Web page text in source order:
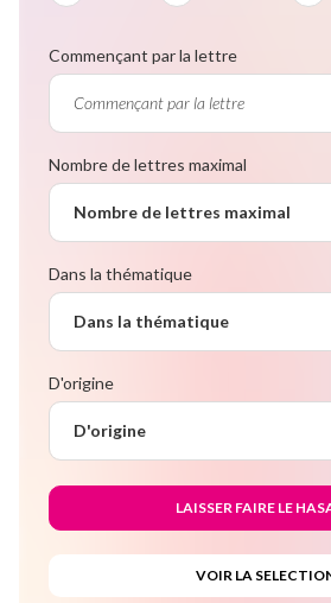
Commençant par la lettre
Nombre de lettres maximal
Nombre de lettres maximal
Dans la thématique
Dans la thématique
D'origine
D'origine